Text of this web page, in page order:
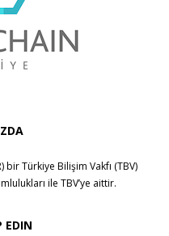
birTürkiye Bilişim Vakfı (TBV)
ile TBV’ye aittir.
EDIN